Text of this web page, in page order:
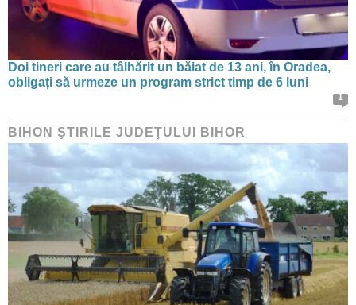
Doi tineri care au tâlhărit un băiat de 13 ani, în Oradea,
obligați să urmeze un program strict timp de 6 luni
1
BIHON ŞTIRILE JUDEŢULUI BIHOR